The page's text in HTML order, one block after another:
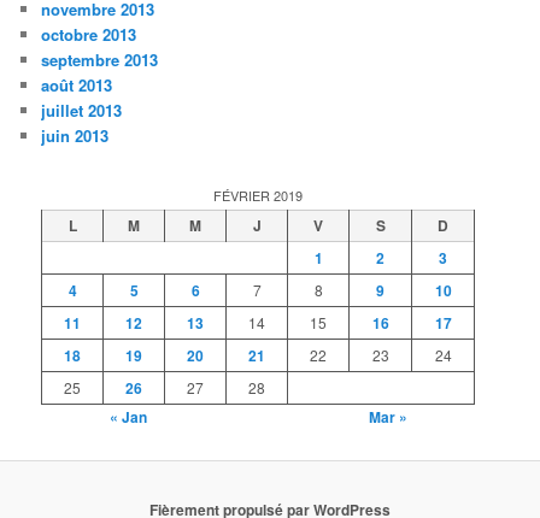
novembre 2013
octobre 2013
septembre 2013
août 2013
juillet 2013
juin 2013
FÉVRIER 2019
L M M J V S
D
1
2
3
4
5 6 7 8 9
10
11
12 13 14 15 16
17
18
19 20 21 22 23
24
25
26 27 28
« Jan Mar »
Fièrement propulsé par WordPress